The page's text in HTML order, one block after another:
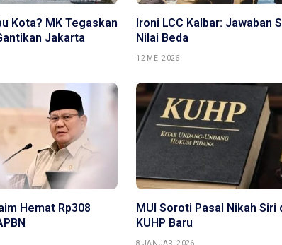
Kota? MK Tegaskan
Jakarta
Ironi LCC Kalbar: Jawaban
Nilai Beda
12 MEI 2026
Hemat Rp308
MUI Soroti Pasal Nikah Siri
KUHP Baru
8 JANUARI 2026